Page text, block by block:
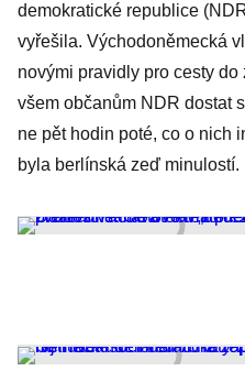
demokratické republice
vyřešila. Východoněmecká
novými pravidly pro cesty
všem občanům NDR dostat
ne pět hodin poté, co o nich
byla berlínská zeď minulostí.